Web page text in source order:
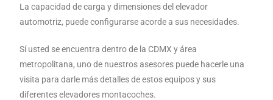
La capacidad de carga y dimensiones del elevador
automotriz, puede configurarse acorde a sus necesidades.
Sí usted se encuentra dentro de la CDMX y área
metropolitana, uno de nuestros asesores puede hacerle una
visita para darle más detalles de estos equipos y sus
diferentes elevadores montacoches.